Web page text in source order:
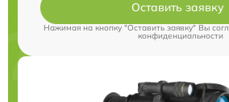
Оставить заявку
Нажимая на кнопку "Оставить заявку" Вы
конфиденциальности